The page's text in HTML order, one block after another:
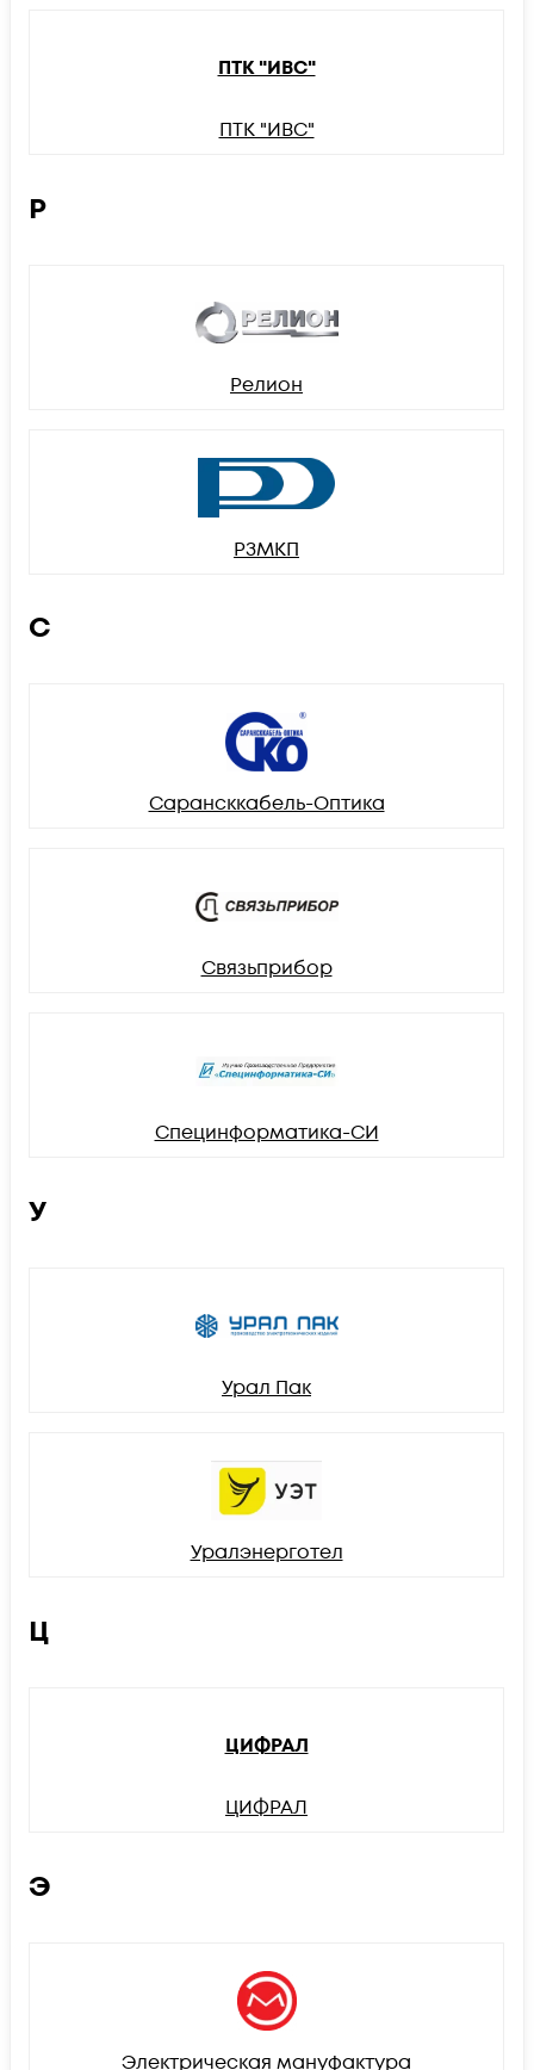
ПТК "ИВС"
ПТК "ИВС"
Р
Релион
РЗМКП
С
Сарансккабель-Оптика
Связьприбор
Специнформатика-СИ
У
Урал Пак
Уралэнерготел
Ц
ЦИФРАЛ
ЦИФРАЛ
Э
Электрическая мануфактура